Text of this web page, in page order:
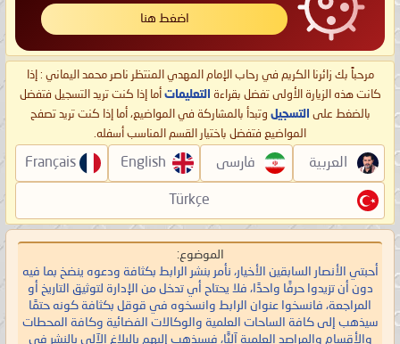
اضغط هنا
مرحباً بك زائرنا الكريم في رحاب الإمام المهدي المنتظر ناصر محمد اليماني : إذا
كانت هذه الزيارة الأولى تفضل بقراءة التعليمات أما إذا كنت تريد التسجيل فتفضل
بالضغط على التسجيل وتبدأ بالمشاركة في المواضيع، أما إذا كنت تريد تصفح
المواضيع فتفضل باختيار القسم المناسب أسفله.
العربية فارسی English
Français
Türkçe
الموضوع:
أحبتي الأنصار السابقين الأخيار، نأمر بنشر الرابط بكثافة ودعوه ينضخ بما فيه
دون أن تزيدوا حرفًا واحدًا، فلا يحتاح أي تدخل من الإدارة لتوثيق التاريخ أو
المراجعة، فانسخوا عنوان الرابط وانسخوه في قوقل بكثافة كونه حتمًا
سيذهب إلى كافة الساحات العلمية والوكالات الفضائية وكافة المحطات
والأقسام والمراصد العلمية آليًّا، فسيذهب إليهم بالبلاغ الآلي بالنشر في